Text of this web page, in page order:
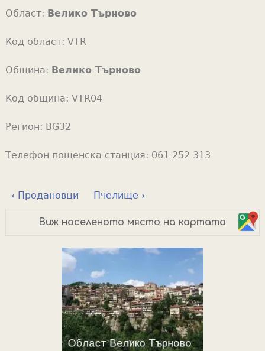
Област: Велико Търново
Код област: VTR
Община: Велико Търново
Код община: VTR04
Регион: BG32
Телефон пощенска станция: 061 252 313
‹ Продановци Пчелище ›
Виж населеното място на картата